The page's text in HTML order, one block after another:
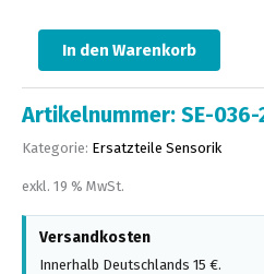
In den Warenkorb
Artikelnummer: SE-036-
Kategorie: Ersatzteile Sensorik
exkl. 19 % MwSt.
Versandkosten
Innerhalb Deutschlands 15 €.